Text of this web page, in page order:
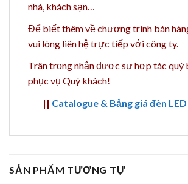
nhà, khách sạn…
Để biết thêm về chương trình bán
vui lòng liên hệ trực tiếp với công ty.
Trân trọng nhận được sự hợp tác quý
phục vụ Quý khách!
|| Catalogue & Bảng giá đèn
SẢN PHẨM TƯƠNG TỰ